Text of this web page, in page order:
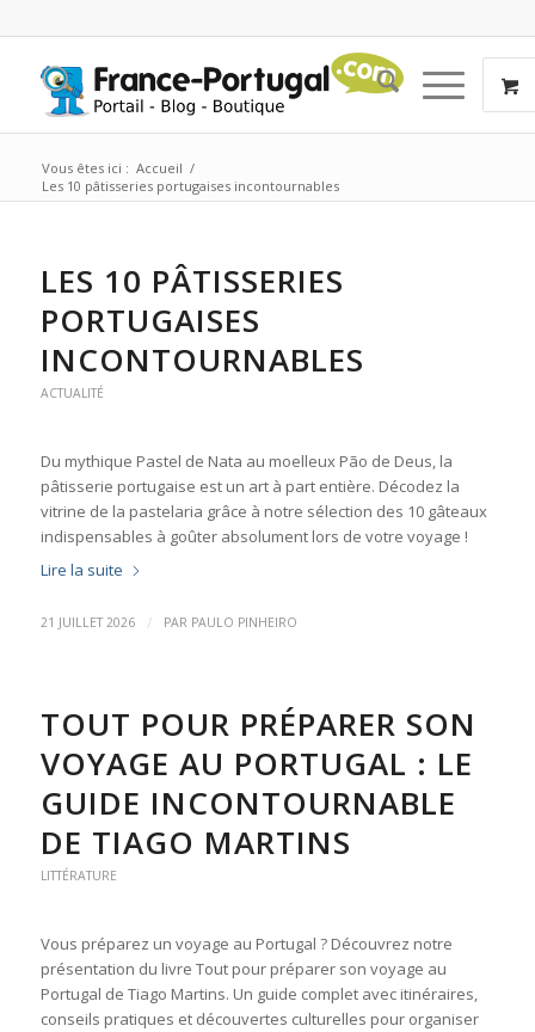
Vous êtes ici : Accueil /
Les 10 pâtisseries portugaises incontournables
LES 10 PÂTISSERIES
PORTUGAISES
INCONTOURNABLES
ACTUALITÉ
Du mythique Pastel de Nata au moelleux Pão de Deus, la
pâtisserie portugaise est un art à part entière. Décodez la
vitrine de la pastelaria grâce à notre sélection des 10 gâteaux
indispensables à goûter absolument lors de votre voyage !
Lire la suite
21 JUILLET 2026 / PAR PAULO PINHEIRO
TOUT POUR PRÉPARER SON
VOYAGE AU PORTUGAL : LE
GUIDE INCONTOURNABLE
DE TIAGO MARTINS
LITTÉRATURE
Vous préparez un voyage au Portugal ? Découvrez notre
présentation du livre Tout pour préparer son voyage au
Portugal de Tiago Martins. Un guide complet avec itinéraires,
conseils pratiques et découvertes culturelles pour organiser